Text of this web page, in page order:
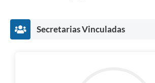
Secretarias Vinculadas